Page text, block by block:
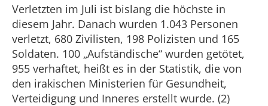
Verletzten im Juli ist bislang die höchste in
diesem Jahr. Danach wurden 1.043 Personen
verletzt, 680 Zivilisten, 198 Polizisten und 165
Soldaten. 100 „Aufständische“ wurden getötet,
955 verhaftet, heißt es in der Statistik, die von
den irakischen Ministerien für Gesundheit,
Verteidigung und Inneres erstellt wurde. (2)